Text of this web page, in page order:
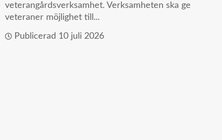
veterangårdsverksamhet. Verksamheten ska ge
veteraner möjlighet till...
Publicerad 10 juli 2026